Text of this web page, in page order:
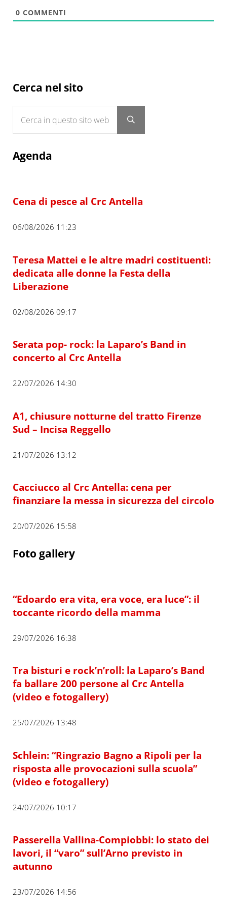
0 COMMENTI
Sidebar
Cerca nel sito
Submit search
Agenda
Cena di pesce al Crc Antella
06/08/2026 11:23
Teresa Mattei e le altre madri costituenti:
dedicata alle donne la Festa della
Liberazione
02/08/2026 09:17
Serata pop- rock: la Laparo’s Band in
concerto al Crc Antella
22/07/2026 14:30
A1, chiusure notturne del tratto Firenze
Sud – Incisa Reggello
21/07/2026 13:12
Cacciucco al Crc Antella: cena per
finanziare la messa in sicurezza del circolo
20/07/2026 15:58
Foto gallery
“Edoardo era vita, era voce, era luce”: il
toccante ricordo della mamma
29/07/2026 16:38
Tra bisturi e rock’n’roll: la Laparo’s Band
fa ballare 200 persone al Crc Antella
(video e fotogallery)
25/07/2026 13:48
Schlein: “Ringrazio Bagno a Ripoli per la
risposta alle provocazioni sulla scuola”
(video e fotogallery)
24/07/2026 10:17
Passerella Vallina-Compiobbi: lo stato dei
lavori, il “varo” sull’Arno previsto in
autunno
23/07/2026 14:56